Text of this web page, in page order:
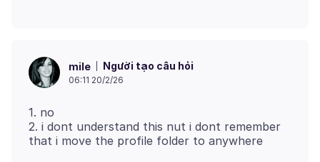
mile Người tạo câu hỏi
06:11 20/2/26
1. no
2. i dont understand this nut i dont remember